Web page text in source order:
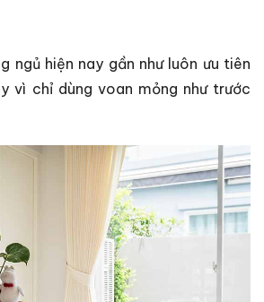
ngủ hiện nay gần như luôn ưu tiên
vì chỉ dùng voan mỏng như trước